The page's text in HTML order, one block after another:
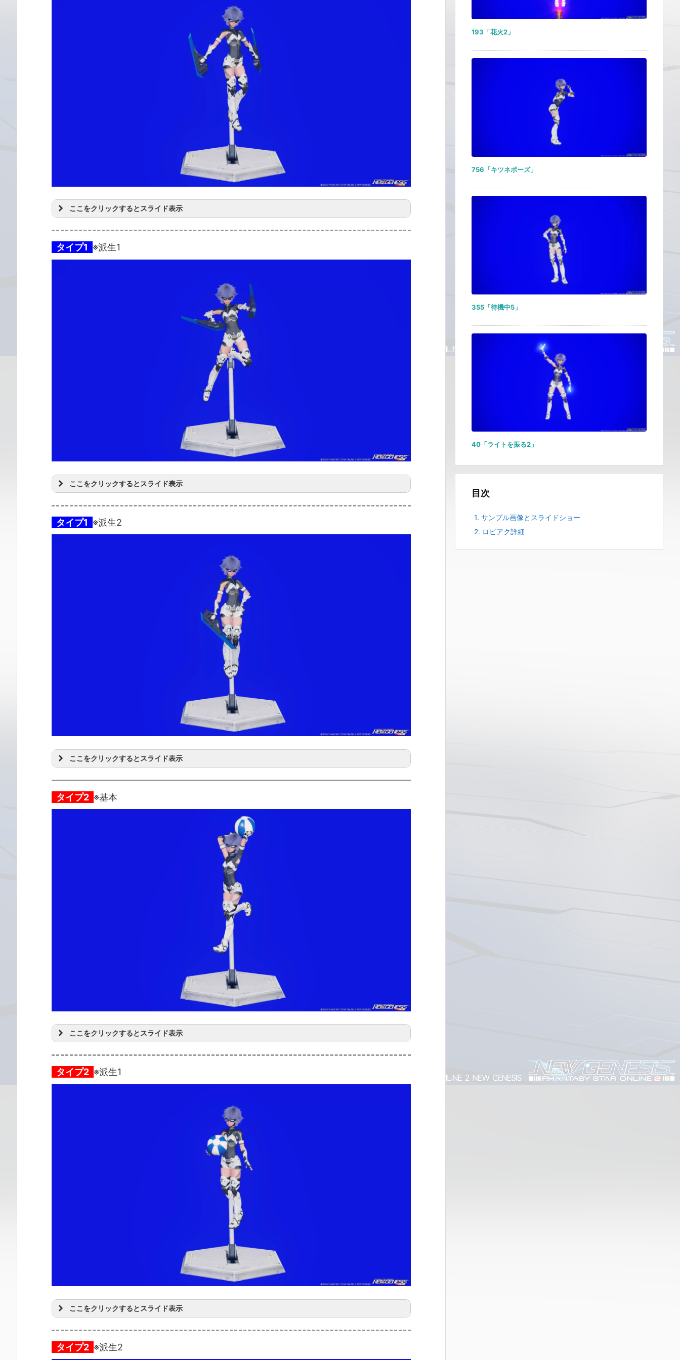
ここをクリックするとスライド表示
タイプ1 ※派生1
ここをクリックするとスライド表示
タイプ1 ※派生2
ここをクリックするとスライド表示
タイプ2 ※基本
ここをクリックするとスライド表示
タイプ2 ※派生1
ここをクリックするとスライド表示
タイプ2 ※派生2
193「花火2」
756「キツネポーズ」
355「待機中5」
40「ライトを振る2」
目次
1. サンプル画像とスライドショー
2. ロビアク詳細